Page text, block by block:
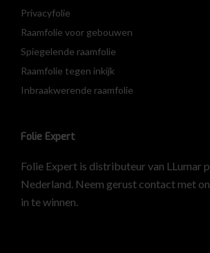
Privacyfolie
Raamfolie voor gebouwen
Spiegelende raamfolie
Raamfolie tegen inkijk
Inbraakwerende raamfolie
Folie Expert
Folie Expert is distributeur van LLumar
Nederland. Neem gerust contact met
in te winnen.